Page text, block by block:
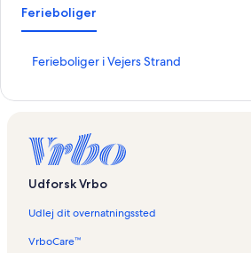
Ferieboliger
Ferieboliger i Vejers Strand
L
b
n
r
e
n
Udforsk Vrbo
Udlej dit overnatningssted
VrboCare™